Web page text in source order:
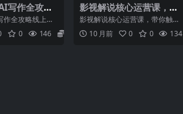
写作全攻略
用ai搞定写
班2小时
全攻略线上视
作，每天早下
：...
0 146
影视解说核心运营课，带
你触碰影视解说真正的核
心
影视解说核心运营课，带你触碰
影视解说真正的核心 课程内容：
01、1.0前言重点...
10 月前 0 0 134